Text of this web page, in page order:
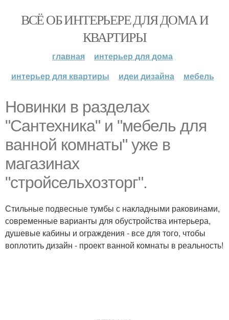
ВСЁ ОБ ИНТЕРЬЕРЕ ДЛЯ ДОМА И
КВАРТИРЫ
главная
интерьер для дома
интерьер для квартиры
идеи дизайна мебель
Новинки в разделах
"Сантехника" и "мебель для
ванной комнаты" уже в
магазинах
"стройсельхозторг".
Стильные подвесные тумбы с накладными раковинами,
современные варианты для обустройства интерьера,
душевые кабины и ограждения - все для того, чтобы
воплотить дизайн - проект ванной комнаты в реальность!